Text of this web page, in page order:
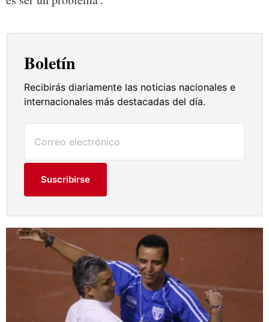
Boletín
Recibirás diariamente las noticias nacionales e
internacionales más destacadas del día.
Suscribirse